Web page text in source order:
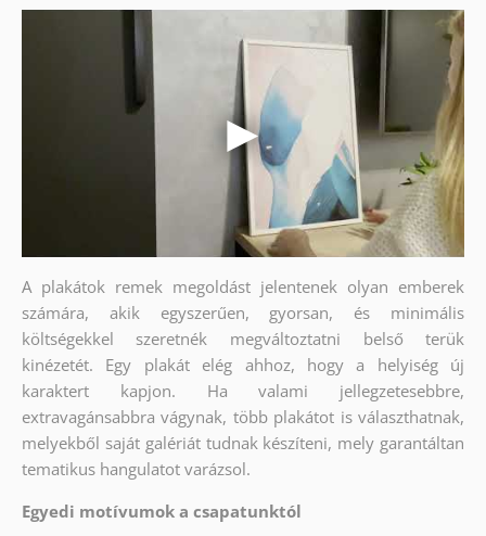
A plakátok remek megoldást jelentenek olyan emberek
számára, akik egyszerűen, gyorsan, és minimális
költségekkel szeretnék megváltoztatni belső terük
kinézetét. Egy plakát elég ahhoz, hogy a helyiség új
karaktert kapjon. Ha valami jellegzetesebbre,
extravagánsabbra vágynak, több plakátot is választhatnak,
melyekből saját galériát tudnak készíteni, mely garantáltan
tematikus hangulatot varázsol.
Egyedi motívumok a csapatunktól